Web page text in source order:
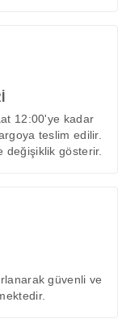
12:00'ye kadar
teslim edilir.
değişiklik gösterir.
güvenli ve